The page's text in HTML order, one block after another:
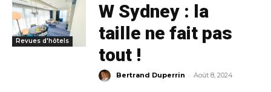
Revues d'hôtels
W Sydney : la
taille ne fait pas
tout !
Bertrand Duperrin - Août 8, 2024